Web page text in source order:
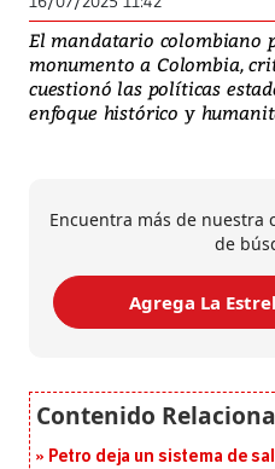
El mandatario colombiano
monumento a Colombia,
cuestionó las políticas
enfoque histórico y
Encuentra más de nuestra
de
Agrega La
Petro deja un sistema de